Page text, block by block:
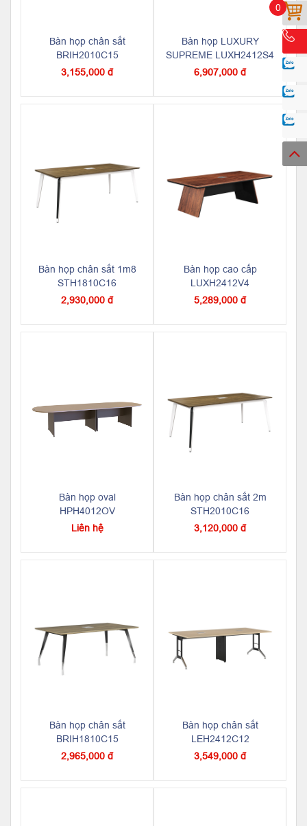
0
Bàn họp chân sắt
BRIH2010C15
3,155,000 đ
Bàn họp LUXURY
SUPREME LUXH2412S4
6,907,000 đ
Bàn họp chân sắt 1m8
STH1810C16
2,930,000 đ
Bàn họp cao cấp
LUXH2412V4
5,289,000 đ
Bàn họp oval
HPH4012OV
Liên hệ
Bàn họp chân sắt 2m
STH2010C16
3,120,000 đ
Bàn họp chân sắt
BRIH1810C15
2,965,000 đ
Bàn họp chân sắt
LEH2412C12
3,549,000 đ